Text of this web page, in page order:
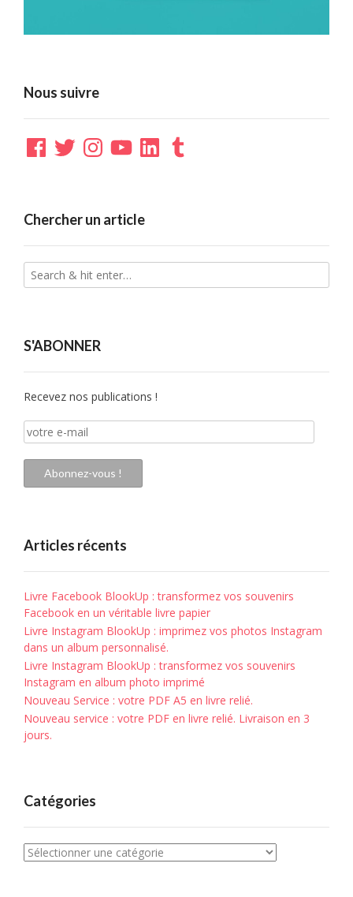
Nous suivre
Facebook
TwitterInstagramYouTubeLinkedInTumblr
Chercher un article
S'ABONNER
Recevez nos publications !
votre
e-
mail
Abonnez-vous !
Articles récents
Livre Facebook BlookUp : transformez vos souvenirs
Facebook en un véritable livre papier
Livre Instagram BlookUp : imprimez vos photos Instagram
dans un album personnalisé.
Livre Instagram BlookUp : transformez vos souvenirs
Instagram en album photo imprimé
Nouveau Service : votre PDF A5 en livre relié.
Nouveau service : votre PDF en livre relié. Livraison en 3
jours.
Catégories
Catégories